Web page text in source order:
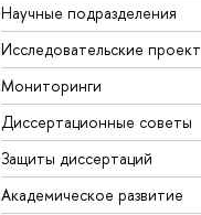
Научные подразделения
Исследовательские
Мониторинги
Диссертационные советы
Защиты диссертаций
Академическое развитие